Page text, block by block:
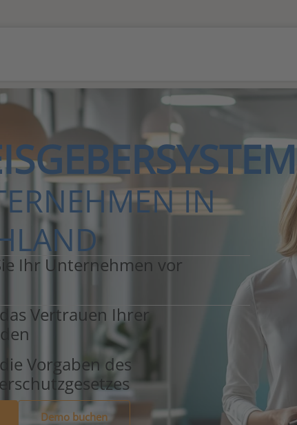
IN
Ihr Unternehmen vor
Vertrauen Ihrer
Vorgaben des
Demo buchen